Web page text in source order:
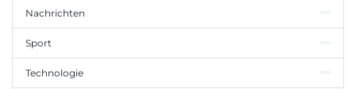
Nachrichten
Sport
Technologie